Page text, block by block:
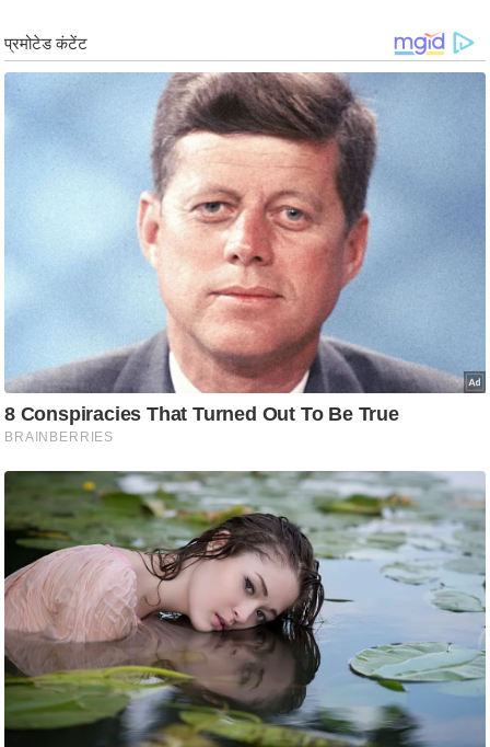
क्षा
B
s
ला
इ
फ
स्टा
इ
ल
टे
क्नॉ
लॉ
जी
ब्यू